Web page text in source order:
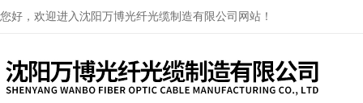
您好，欢迎进入沈阳万博光纤光缆制造有限公司网站！